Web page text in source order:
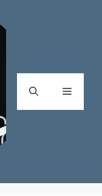
Menu